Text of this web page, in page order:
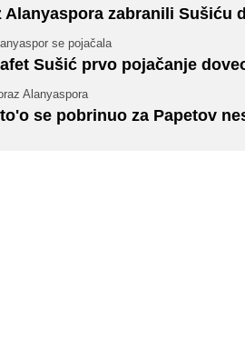
Alanyaspora zabranili Sušiću
se pojačala
Sušić prvo pojačanje
Alanyaspora
se pobrinuo za Papetov